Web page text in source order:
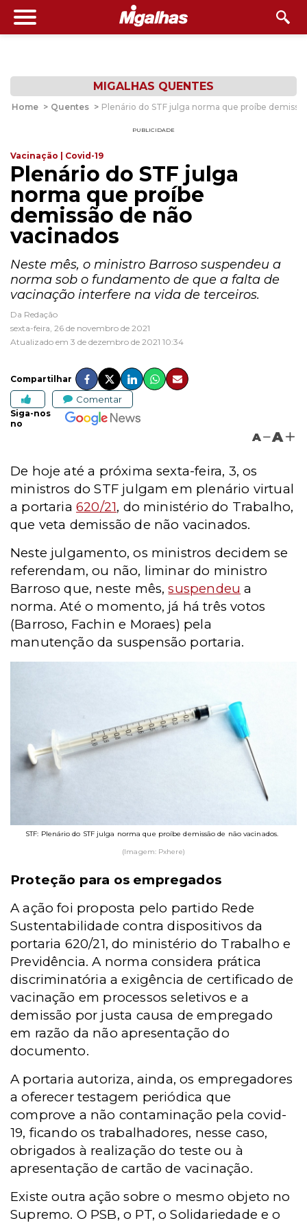
MIGALHAS QUENTES
Home > Quentes > Plenário do STF julga norma que proíbe
PUBLICIDADE
Vacinação | Covid-19
Plenário do STF julga
norma que proíbe
demissão de não
vacinados
Neste mês, o ministro Barroso suspendeu a
norma sob o fundamento de que a falta de
vacinação interfere na vida de terceiros.
Da Redação
sexta-feira, 26 de novembro de 2021
Atualizado em 3 de dezembro de 2021 10:34
Compartilhar
Comentar
Siga-nos
no
A A
De hoje até a próxima sexta-feira, 3, os
ministros do STF julgam em plenário virtual
a portaria620/21, do ministério do Trabalho,
que veta demissão de não vacinados.
Neste julgamento, os ministros decidem se
referendam, ou não, liminar do ministro
Barroso que, neste mês,suspendeu a
norma. Até o momento, já há três votos
(Barroso, Fachin e Moraes) pela
manutenção da suspensão portaria.
STF: Plenário do STF julga norma que proíbe demissão de não vacinados.
(Imagem: Pxhere)
Proteção para os empregados
A ação foi proposta pelo partido Rede
Sustentabilidade contra dispositivos da
portaria 620/21, do ministério do Trabalho e
Previdência. A norma considera prática
discriminatória a exigência de certificado de
vacinação em processos seletivos e a
demissão por justa causa de empregado
em razão da não apresentação do
documento.
A portaria autoriza, ainda, os empregadores
a oferecer testagem periódica que
comprove a não contaminação pela covid-
19, ficando os trabalhadores, nesse caso,
obrigados à realização do teste ou à
apresentação de cartão de vacinação.
Existe outra ação sobre o mesmo objeto no
Supremo. O PSB, o PT, o Solidariedade e o